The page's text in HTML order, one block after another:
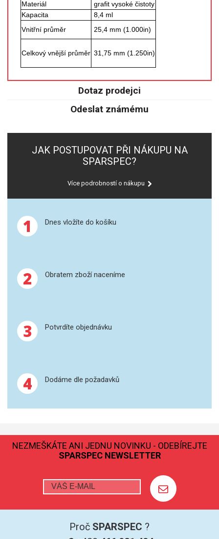
SPEKTROFOTOMETRY
KYVETY
PŘÍPRAVA VZORKŮ
MIKROVLNNÝ ROZKLAD
REAKČNÍ AUTOKLÁVY
SPEX MLETÍ
PŘÍSLUŠENSTVÍ PRO MS
SUBSTRÁTY
KALIBRACE
Materiál
grafit vysoké čistoty
Kapacita
8,4 ml
Vnitřní průměr
25,4 mm (1.000in)
Celkový vnější průměr 31,75 mm (1.250in)
Dotaz prodejci
Odeslat známému
JAK POSTUPOVAT PŘI NÁKUPU NA
SPARSPEC?
Více podrobností o nákupu
1 Dnes vložíte do košíku
2 Obratem zboží naceníme
3 Potvrdíte objednávku
4 Dodáme dle požadavků
NEZMEŠKÁTE ANI JEDNU NOVINKU - ODEBÍREJTE
SPARSPEC NEWSLETTER
Proč SPARSPEC ?